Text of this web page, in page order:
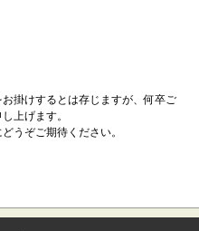
掛けするとは存じますが、何卒ご
上げます。
うぞご期待ください。